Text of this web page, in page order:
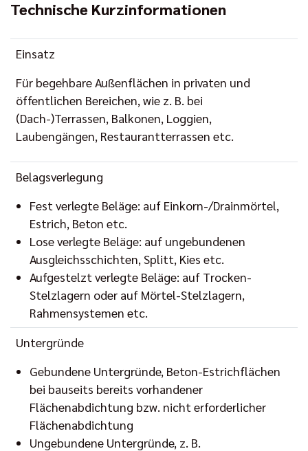
Technische Kurzinformationen
Einsatz
Für begehbare Außenflächen in privaten und
öffentlichen Bereichen, wie z. B. bei
(Dach-)Terrassen, Balkonen, Loggien,
Laubengängen, Restaurantterrassen etc.
Belagsverlegung
Fest verlegte Beläge: auf Einkorn-/Drainmörtel,
Estrich, Beton etc.
Lose verlegte Beläge: auf ungebundenen
Ausgleichsschichten, Splitt, Kies etc.
Aufgestelzt verlegte Beläge: auf Trocken-
Stelzlagern oder auf Mörtel-Stelzlagern,
Rahmensystemen etc.
Untergründe
Gebundene Untergründe, Beton-Estrichflächen
bei bauseits bereits vorhandener
Flächenabdichtung bzw. nicht erforderlicher
Flächenabdichtung
Ungebundene Untergründe, z. B.